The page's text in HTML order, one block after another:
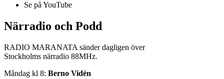
Se på YouTube
Närradio och Podd
RADIO MARANATA sänder dagligen över
Stockholms närradio 88MHz.
Måndag kl 8: Berno Vidén